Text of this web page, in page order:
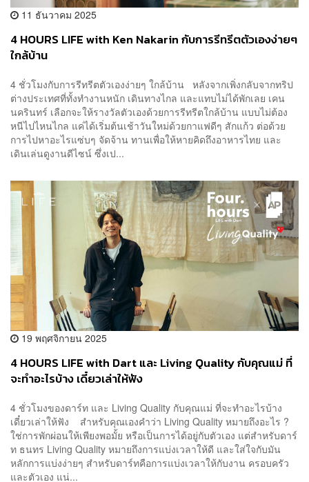
11 ธันวาคม 2025
4 HOURS LIFE with Ken Nakarin กับการรีทรีตตัวเองง่ายๆ
ใกล้บ้าน
4 ชั่วโมงกับการรีทรีตตัวเองง่ายๆ ใกล้บ้าน หลังจากเพิ่งกลับจากทริป
ต่างประเทศที่ทั้งทำงานหนัก เดินทางไกล และแทบไม่ได้พักเลย เคน
นครินทร์ เลือกจะให้รางวัลตัวเองด้วยการรีทรีตใกล้บ้าน แบบไม่ต้อง
หนีไปไหนไกล แค่ได้เริ่มต้นเช้าวันใหม่ด้วยกาแฟดีๆ สักแก้ว ต่อด้วย
การไปหาอะไรแซ่บๆ จัดจ้าน ทานเพื่อให้หายคิดถึงอาหารไทย และ
เดินเล่นดูงานดีไซน์ ซึ่งเป...
19 พฤศจิกายน 2025
4 HOURS LIFE with Dart และ Living Quality กับคุณแม่ ที่
จะทำอะไรบ้าง เดี๋ยวเล่าให้ฟัง
4 ชั่วโมงของดาร์ท และ Living Quality กับคุณแม่ ที่จะทำอะไรบ้าง
เดี๋ยวเล่าให้ฟัง สำหรับคุณเองคำว่า Living Quality หมายถึงอะไร ?
ใช่การพักผ่อนให้เพียงพอมั้ย หรือเป็นการได้อยู่กับตัวเอง แต่สำหรับดาร์
ท ธนทร Living Quality หมายถึงการแบ่งเวลาให้ดี และใส่ใจกับมัน
หลักการแบ่งง่ายๆ สำหรับดาร์ทคือการแบ่งเวลาให้กับงาน ครอบครัว
และตัวเอง แน่...